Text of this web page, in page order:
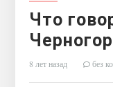
Что
8 лет назад без